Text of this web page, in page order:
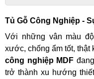
Tủ Gỗ Công Nghiệp -
Với những vân màu
xước, chống ẩm tốt, thật
công nghiệp MDF
trở thành xu hướng